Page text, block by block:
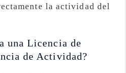
la actividad del
una Licencia de
de Actividad?